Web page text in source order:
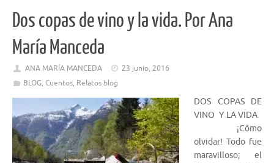
Dos copas de vino y la vida. Por Ana
María Manceda
ANA MARÍA MANCEDA
23 junio, 2016
BLOG, Cuentos, Relatos blog
DOS COPAS DE
VINO Y LA VIDA
¡Cómo
olvidar! Todo fue
maravilloso; el